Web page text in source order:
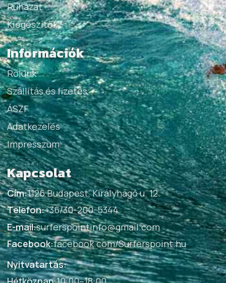
Ruházat
Kiegészítők
Információk
Rólunk
Szállítás és fizetés
ÁSZF
Adatkezelés
Impresszum
Kapcsolat
Cím:1126 Budapest, Királyhágó u. 12.
Telefon:+36/30-200-5344
E-mail:surferspointinfo@gmail.com
Facebook:facebook.com/Surferspoint.hu
Nyitvatartás: